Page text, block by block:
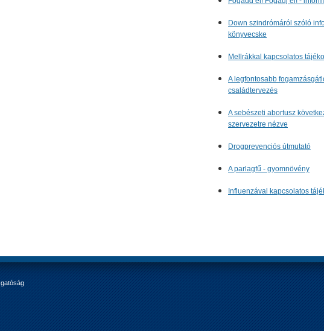
Down szindrómáról szóló
könyvecske
Mellrákkal kapcsolatos
A legfontosabb
családtervezés
A sebészeti abortusz
szervezetre nézve
Drogprevenciós útmutató
A parlagfű - gyomnövény
Influenzával kapcsolatos